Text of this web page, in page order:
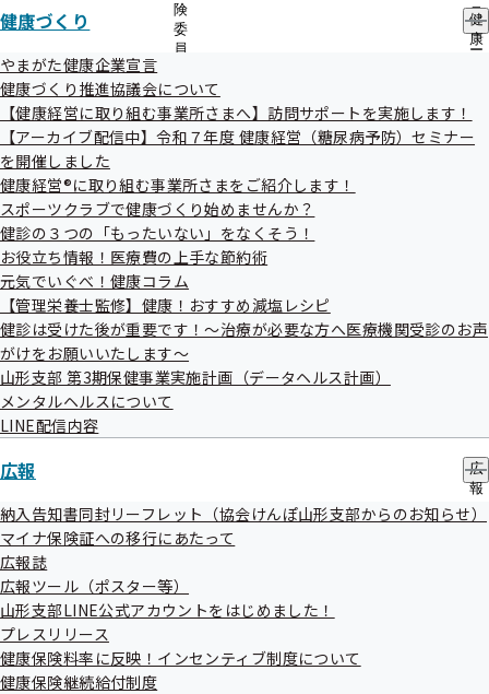
ニ
ュ
ー
険
委
員
サ
ブ
メ
ニ
ー
健康づくり
健
康
の
サ
やまがた健康企業宣言
健康づくり推進協議会について
【健康経営に取り組む事業所さまへ】訪問サポートを実施します！
【アーカイブ配信中】令和７年度 健康経営（糖尿病予防）セミナー
を開催しました
健康経営®に取り組む事業所さまをご紹介します！
スポーツクラブで健康づくり始めませんか？
健診の３つの「もったいない」をなくそう！
お役立ち情報！医療費の上手な節約術
元気でいぐべ！健康コラム
【管理栄養士監修】健康！おすすめ減塩レシピ
健診は受けた後が重要です！～治療が必要な方へ医療機関受診のお声
がけをお願いいたします～
山形支部 第3期保健事業実施計画（データヘルス計画）
メンタルヘルスについて
LINE配信内容
広報
広
報
の
サ
納入告知書同封リーフレット（協会けんぽ山形支部からのお知らせ）
マイナ保険証への移行にあたって
広報誌
広報ツール（ポスター等）
山形支部LINE公式アカウントをはじめました！
プレスリリース
健康保険料率に反映！インセンティブ制度について
健康保険継続給付制度
採用情報
個人情報保護
地方自治体及び関係団体との連携協定
協会けんぽTOP都道府県支部山形支部山形支部について